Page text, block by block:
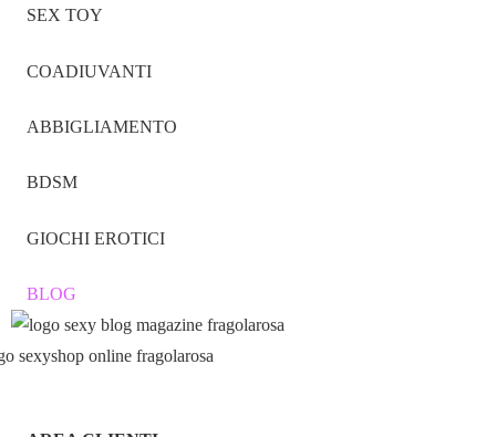
SEX TOY
COADIUVANTI
ABBIGLIAMENTO
BDSM
GIOCHI EROTICI
BLOG